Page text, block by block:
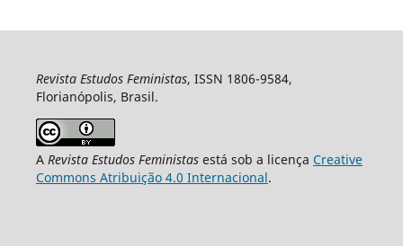
Revista Estudos Feministas, ISSN 1806-9584,
Florianópolis, Brasil.
A Revista Estudos Feministasestá sob a licença Creative
Commons Atribuição 4.0 Internacional.